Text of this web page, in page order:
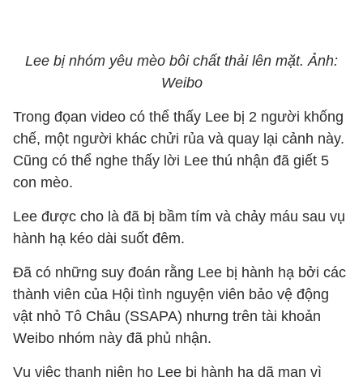
Lee bị nhóm yêu mèo bôi chất thải lên mặt. Ảnh:
Weibo
Trong đọan video có thể thấy Lee bị 2 người khống
chế, một người khác chửi rủa và quay lại cảnh này.
Cũng có thể nghe thấy lời Lee thú nhận đã giết 5
con mèo.
Lee được cho là đã bị bầm tím và chảy máu sau vụ
hành hạ kéo dài suốt đêm.
Đã có những suy đoán rằng Lee bị hành hạ bởi các
thành viên của Hội tình nguyện viên bảo vệ động
vật nhỏ Tô Châu (SSAPA) nhưng trên tài khoản
Weibo nhóm này đã phủ nhận.
Vụ việc thanh niên họ Lee bị hành hạ dã man vì